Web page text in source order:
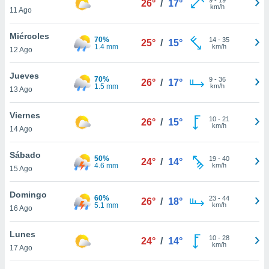
más
nuestra
y
de
disponible
cookies
aceptar
11 Ago
26° / 17°
km/h
Miércoles
12 Ago
70%
1.4 mm
25° / 15° 14- 35
km/h
Jueves
13 Ago
70%
1.5 mm
26° / 17° 9- 36
km/h
Viernes
14 Ago
26° / 15° 10- 21
km/h
Sábado
15 Ago
50%
4.6 mm
24° / 14° 19- 40
km/h
Domingo
16 Ago
60%
5.1 mm
26° / 18° 23- 44
km/h
Lunes
17 Ago
24° / 14° 10- 28
km/h